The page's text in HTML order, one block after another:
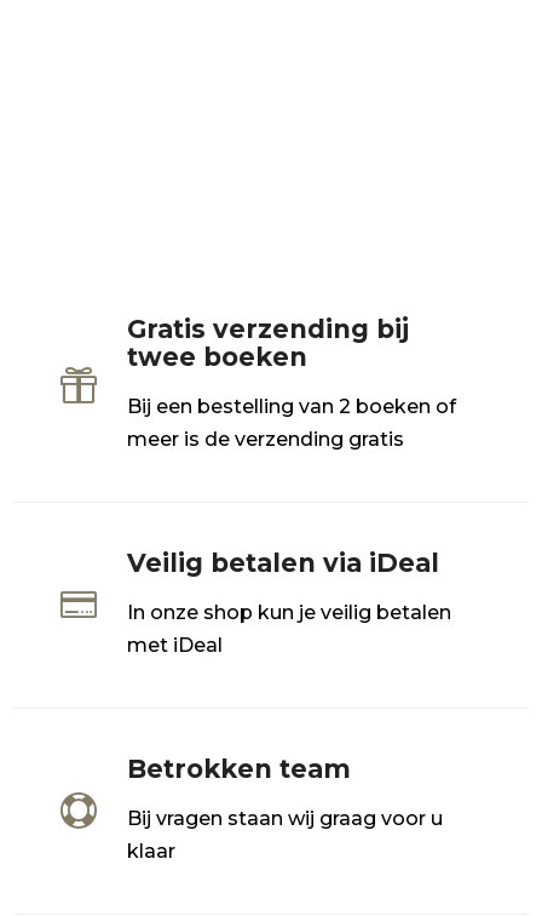

Gratis verzending bij
twee boeken
Bij een bestelling van 2 boeken of
meer is de verzending gratis

Veilig betalen via iDeal
In onze shop kun je veilig betalen
met iDeal

Betrokken team
Bij vragen staan wij graag voor u
klaar